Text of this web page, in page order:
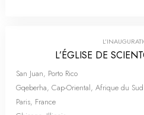
L’ÉGLISE DE
San Juan, Porto Rico
Gqeberha, Cap-Oriental, Afrique du Sud
Paris, France